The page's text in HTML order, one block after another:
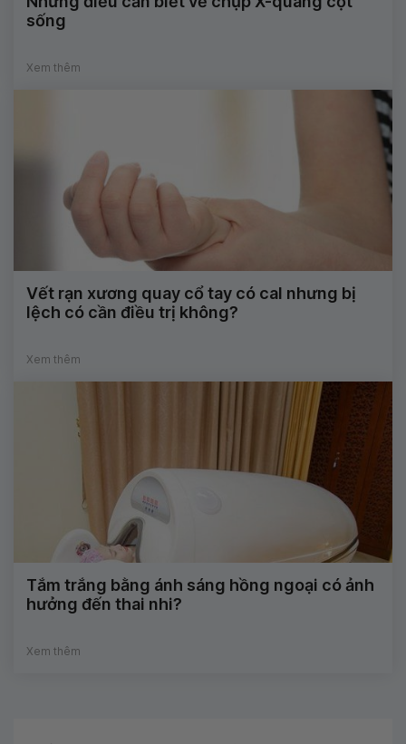
sống
Xem thêm
Vết rạn xương quay cổ tay có cal nhưng bị
lệch có cần điều trị không?
Xem thêm
Tắm trắng bằng ánh sáng hồng ngoại có ảnh
hưởng đến thai nhi?
Xem thêm